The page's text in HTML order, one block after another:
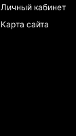
Личный кабинет
Карта сайта